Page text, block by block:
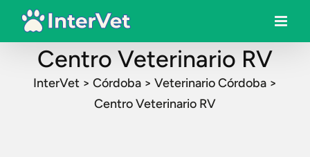
Centro Veterinario RV
InterVet > Córdoba > Veterinario Córdoba >
Centro Veterinario RV